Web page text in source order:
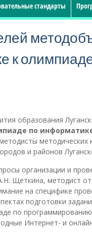
стандарты
к
образования
по
методических
и районов
организации и
Щеткина, методист
на специфике
подготовки
по
Интернет- и